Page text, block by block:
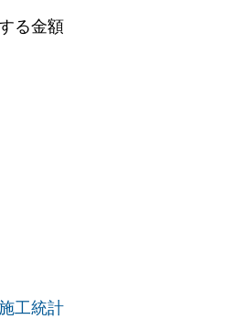
る金額
工統計